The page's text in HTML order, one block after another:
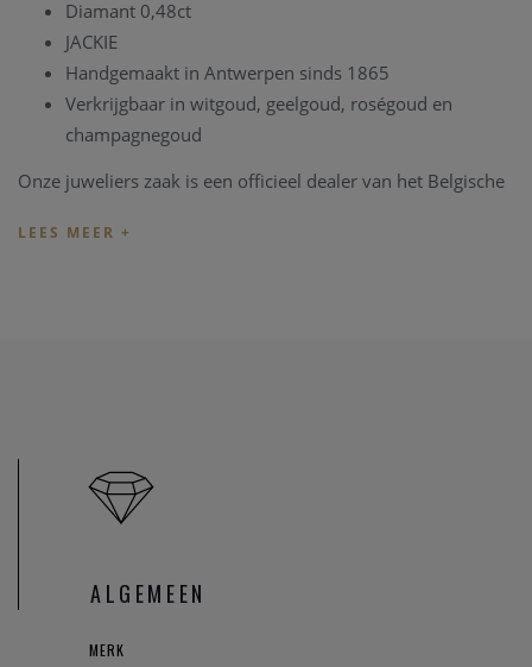
Diamant 0,48ct
JACKIE
Handgemaakt in Antwerpen sinds 1865
Verkrijgbaar in witgoud, geelgoud, roségoud en
champagnegoud
Onze juweliers zaak is een officieel dealer van het Belgische
collectie in onze zaak aanwezig, maar alle modellen van de
specifiek Atelier P verlovingsring, zoals ook de huidige prijs
van een verloving ring, kan u een bericht zenden via
We brengen u graag op de hoogte.
ALGEMEEN
MERK